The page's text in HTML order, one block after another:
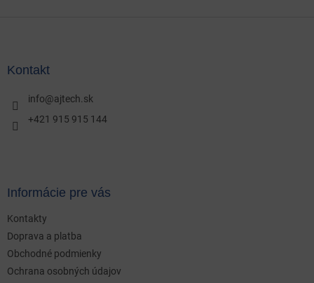
Kontakt
info@ajtech.sk
+421 915 915 144
Informácie pre vás
Kontakty
Doprava a platba
Obchodné podmienky
Ochrana osobných údajov